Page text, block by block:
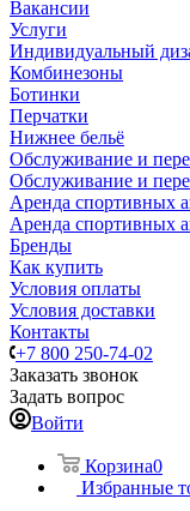
Вакансии
Услуги
Индивидуальный
Комбинезоны
Ботинки
Перчатки
Нижнее бельё
Обслуживание и
Обслуживание и
Аренда спортивных
Аренда спортивных
Бренды
Как купить
Условия оплаты
Условия доставки
Контакты
+7 800 250-74-02
Заказать звонок
Задать вопрос
Войти
Корзина0
Избранные